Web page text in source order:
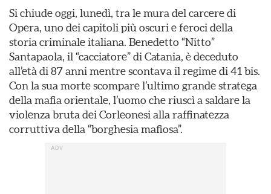
Si chiude oggi, lunedì, tra le mura del carcere di
Opera, uno dei capitoli più oscuri e feroci della
storia criminale italiana. Benedetto “Nitto”
Santapaola, il “cacciatore” di Catania, è deceduto
all’età di 87 anni mentre scontava il regime di 41 bis.
Con la sua morte scompare l’ultimo grande stratega
della mafia orientale, l’uomo che riuscì a saldare la
violenza bruta dei Corleonesi alla raffinatezza
corruttiva della “borghesia mafiosa”.